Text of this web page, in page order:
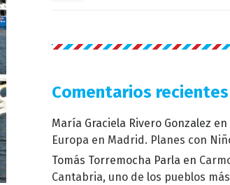
Comentarios recientes
María Graciela Rivero Gonzalez en
Europa en Madrid. Planes con
Tomás Torremocha Parla en
Cantabria, uno de los pueblos